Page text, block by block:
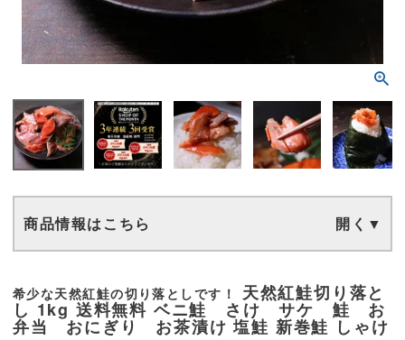
商品情報はこちら
希少な天然紅鮭の切り落としです！ 天然紅鮭切り落と
し 1kg 送料無料 ベニ鮭 さけ サケ 鮭 お
弁当 おにぎり お茶漬け 塩鮭 新巻鮭 しゃけ